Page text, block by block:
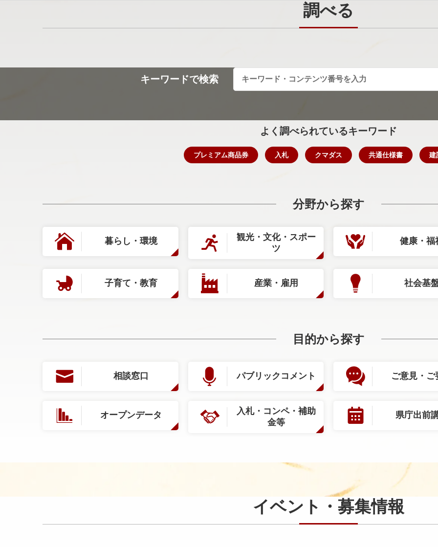
調べる
キーワードで検索
よく調べられているキーワード
プレミアム商品券 入札 クマダス 共通仕様書 建
分野から探す
暮らし・環境
観光・文化・スポー
ツ
健康・福
子育て・教育 産業・雇用 社会基
目的から探す
相談窓口 パブリックコメント ご意見・ご
オープンデータ
入札・コンペ・補助
金等
県庁出前
イベント・募集情報